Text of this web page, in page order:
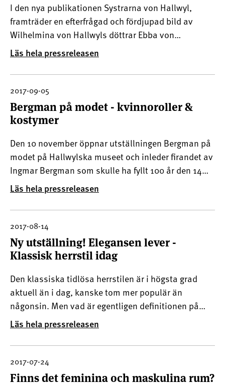
I den nya publikationen Systrarna von Hallwyl,
framträder en efterfrågad och fördjupad bild av
Wilhelmina von Hallwyls döttrar Ebba von
Eckermann, Ellen Roosval och Irma von Geijer.
Läs hela pressreleasen
2017-09-05
Bergman på modet - kvinnoroller &
kostymer
Den 10 november öppnar utställningen Bergman på
modet på Hallwylska museet och inleder firandet av
Ingmar Bergman som skulle ha fyllt 100 år den 14
juli 2018.
Läs hela pressreleasen
2017-08-14
​Ny utställning! Elegansen lever -
Klassisk herrstil idag
Den klassiska tidlösa herrstilen är i högsta grad
aktuell än i dag, kanske tom mer populär än
någonsin. Men vad är egentligen definitionen på
klassisk herrstil?I Hallwylska museets utställning
Elegansen lever presenteras en rad exempel på
plagg och accessoarer som representerar klassisk
manlig elegans.
Läs hela pressreleasen
2017-07-24
Finns det feminina och maskulina rum?